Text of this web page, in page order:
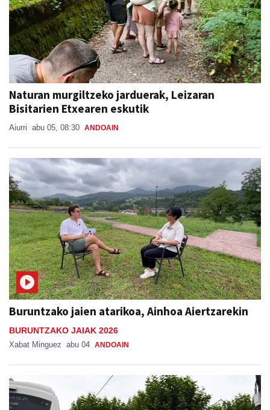
Naturan murgiltzeko jarduerak, Leizaran
Bisitarien Etxearen eskutik
Aiurri abu 05, 08:30 ANDOAIN
Buruntzako jaien atarikoa, Ainhoa Aiertzarekin
BURUNTZAKO JAIAK 2026
Xabat Minguez abu 04 ANDOAIN